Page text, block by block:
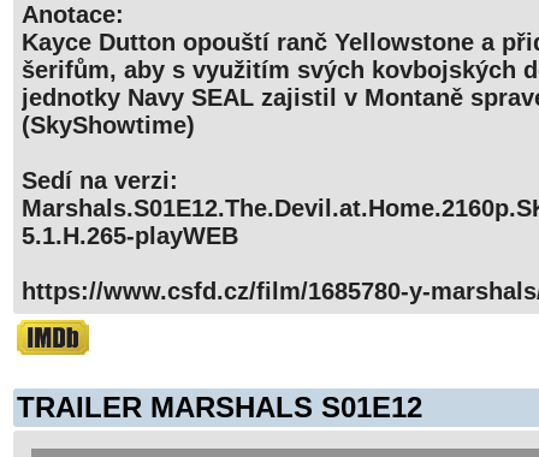
Anotace:
Kayce Dutton opouští ranč Yellowstone a
šerifům, aby s využitím svých kovbojských
jednotky Navy SEAL zajistil v Montaně
(SkyShowtime)
Sedí na verzi:
5.1.H.265-playWEB
https://www.csfd.cz/film/1685780-y-
TRAILER MARSHALS S01E12